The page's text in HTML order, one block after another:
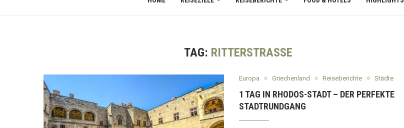
TAG: RITTERSTRASSE
Europa Griechenland Reiseberichte Städte
1 TAG IN RHODOS-STADT – DER PERFEKTE
STADTRUNDGANG